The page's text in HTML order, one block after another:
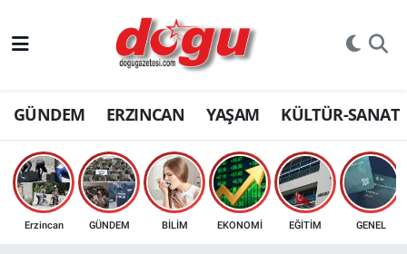
GÜNDEM ERZINCAN YAŞAM KÜLTÜR-SANAT
Erzincan GÜNDEM BİLİM EKONOMİ EĞİTİM GENEL
ERZINCAN
GÜNDEM
ERZİNCAN FOTOĞRAFLARI
SAĞLIK